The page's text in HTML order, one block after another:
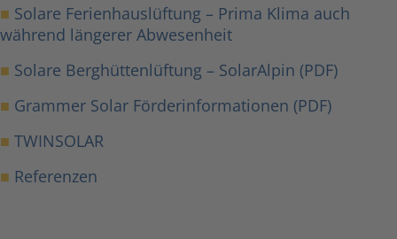
■ Solare Ferienhauslüftung – Prima Klima auch
während längerer Abwesenheit
■ Solare Berghüttenlüftung – SolarAlpin (PDF)
■ Grammer Solar Förderinformationen (PDF)
■ TWINSOLAR
■ Referenzen